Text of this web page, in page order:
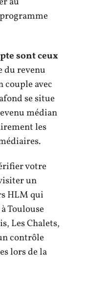
sont ceux
du revenu
couple avec
se situe
médian
les
votre
un
HLM qui
Toulouse
Les Chalets,
contrôle
lors de la